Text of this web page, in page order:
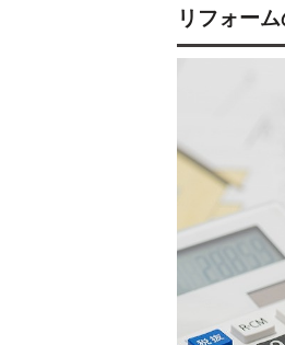
リフォー